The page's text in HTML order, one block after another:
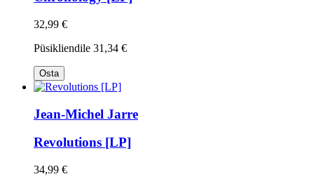
32,99 €
Püsikliendile 31,34 €
Osta
Jean-Michel Jarre
Revolutions [LP]
34,99 €